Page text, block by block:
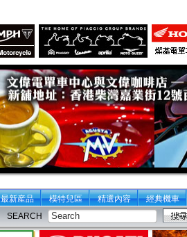
最新産品 模特兒區 精選內容 經典機車
SEARCH